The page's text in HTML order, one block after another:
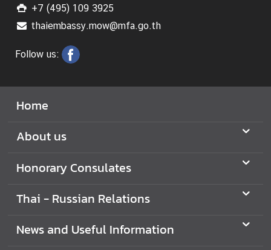
a
e
T
a
R
s
i
+7 (495) 109 3925
thaiembassy.mow@mfa.go.th
Follow us:
Home
About us
Honorary Consulates
Thai - Russian Relations
News and Useful Information